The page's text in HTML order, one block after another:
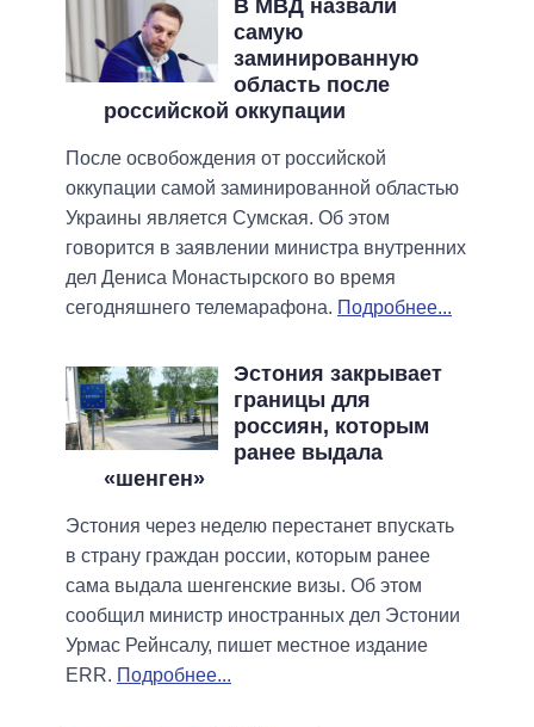
В МВД назвали
самую
заминированную
область после
российской оккупации
После освобождения от российской
оккупации самой заминированной областью
Украины является Сумская. Об этом
говорится в заявлении министра внутренних
дел Дениса Монастырского во время
сегодняшнего телемарафона. Подробнее...
Эстония закрывает
границы для
россиян, которым
ранее выдала
«шенген»
Эстония через неделю перестанет впускать
в страну граждан россии, которым ранее
сама выдала шенгенские визы. Об этом
сообщил министр иностранных дел Эстонии
Урмас Рейнсалу, пишет местное издание
ERR. Подробнее...